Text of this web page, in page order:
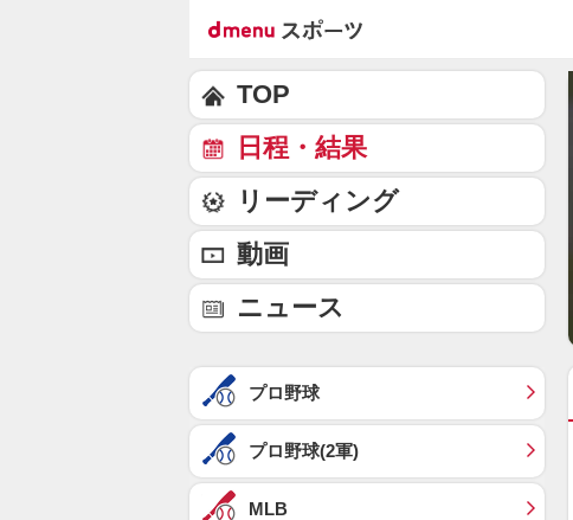
TOP
日程・結果
リーディング
動画
ニュース
プロ野球
プロ野球(2軍)
MLB